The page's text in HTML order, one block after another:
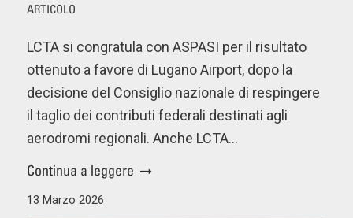
ARTICOLO
LCTA si congratula con ASPASI per il risultato
ottenuto a favore di Lugano Airport, dopo la
decisione del Consiglio nazionale di respingere
il taglio dei contributi federali destinati agli
aerodromi regionali. Anche LCTA…
Continua a leggere
13 Marzo 2026